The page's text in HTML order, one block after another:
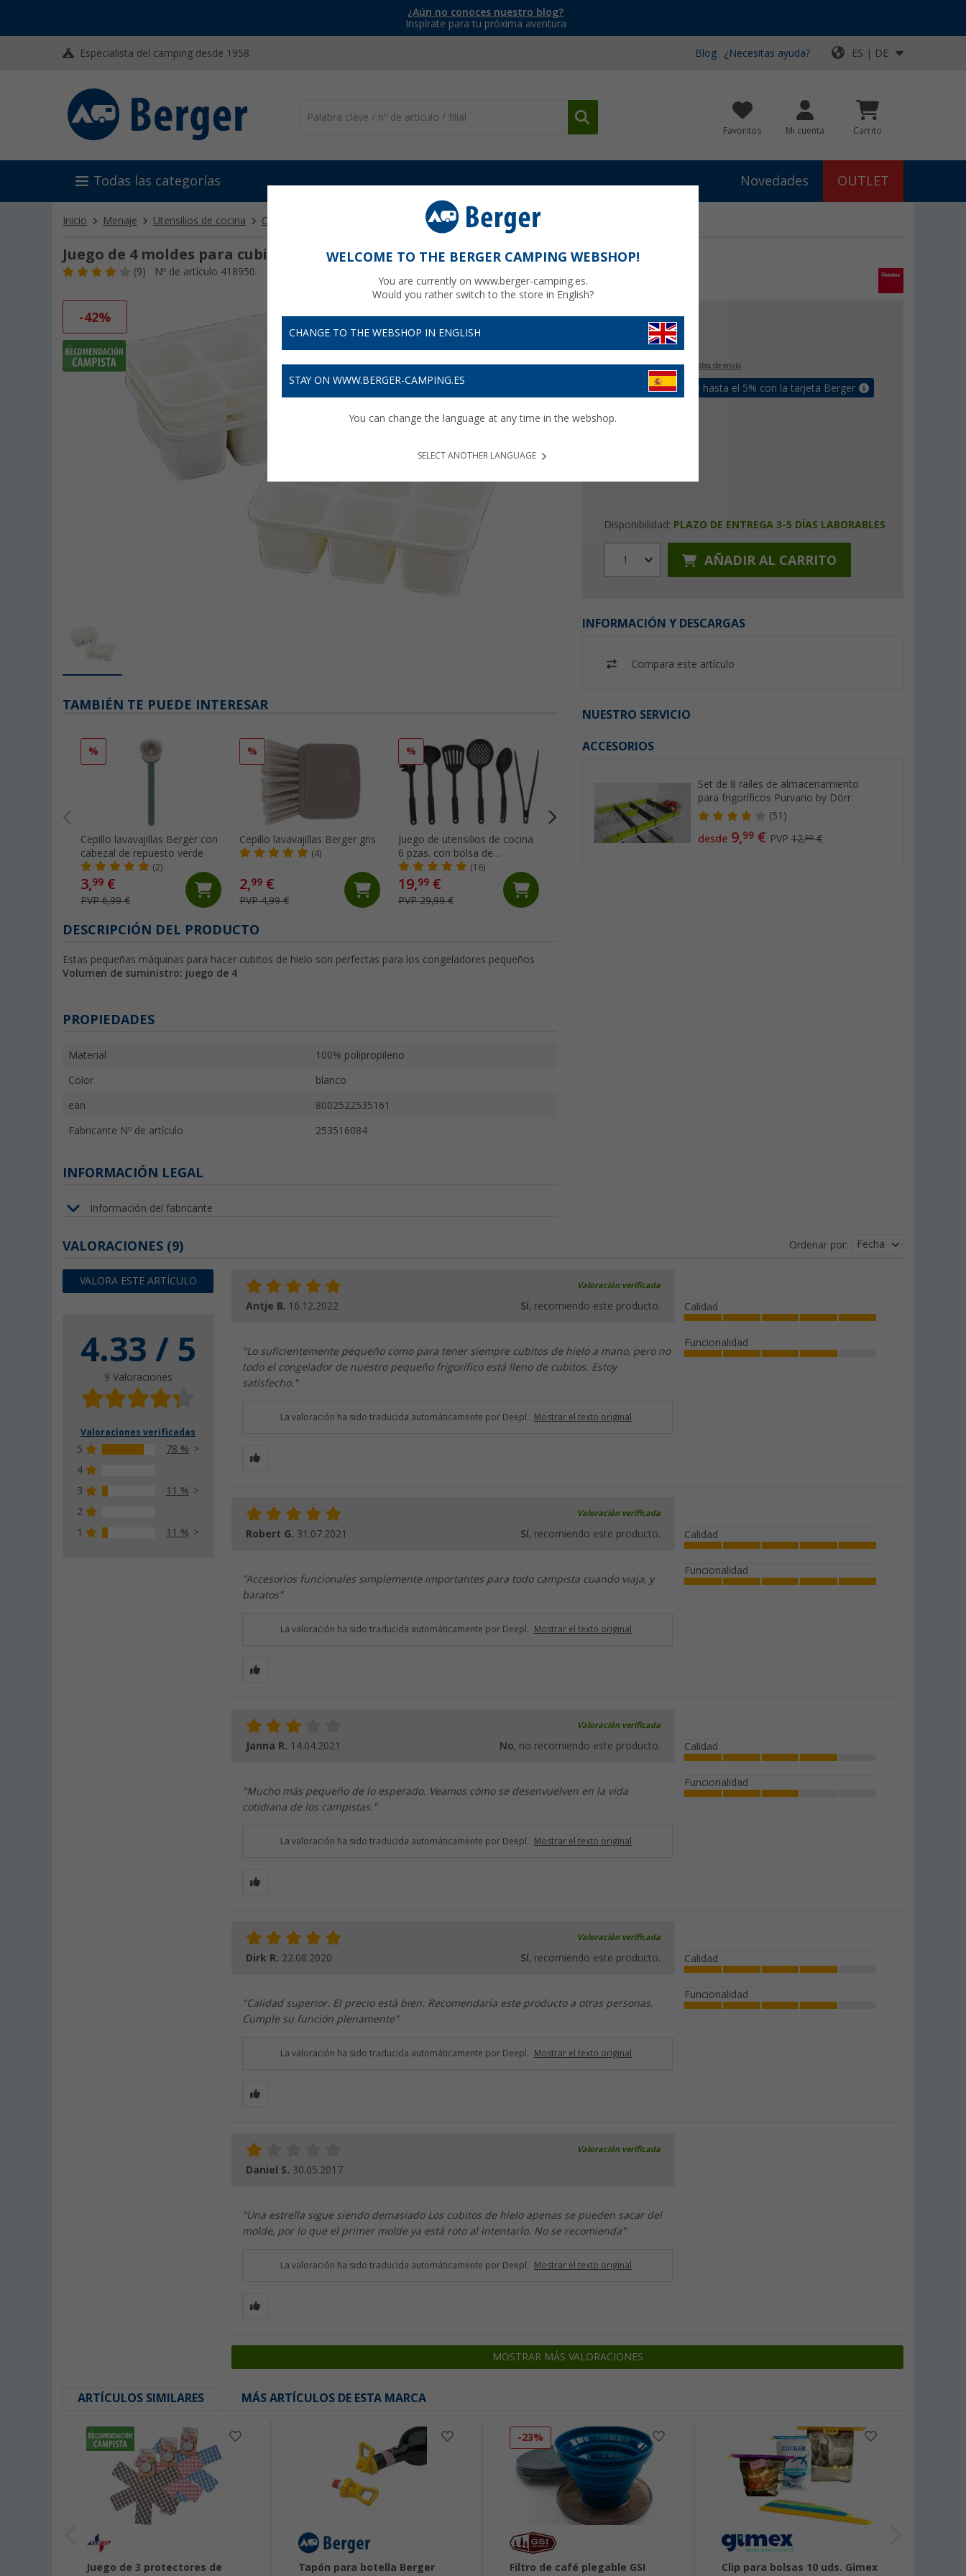
¿Aún no conoces nuestro blog?
Inspírate para tu próxima aventura
Especialista del camping desde 1958 Blog ¿Necesitas ayuda? ES | DE
Favoritos Mi cuenta Carrito
Todas las categorías Novedades OUTLET
Inicio Menaje Utensilios de cocina Otros utensilios de cocina Juego de 4 moldes para cubitos de hielo Metaltex
Juego de 4 moldes para cubitos de hielo Metaltex
(9) Nº de artículo 418950
-42% hasta ahora6, €
€
Precios con IVA incluido + Costes de envío
Recibe un bonus de hasta el 5% con la tarjeta Berger
Disponibilidad: PLAZO DE ENTREGA 3-5 DÍAS LABORABLES
1 AÑADIR AL CARRITO
INFORMACIÓN Y DESCARGAS
Compara este artículo
NUESTRO SERVICIO
ACCESORIOS
Set de 8 raíles de almacenamiento
para frigoríficos Purvario by Dörr
(51)
desde 9,99 € PVP12,50€
TAMBIÉN TE PUEDE INTERESAR
%
Cepillo lavavajillas Berger con
cabezal de repuesto verde
(2)
3,99 €
PVP 6,99 €
%
Cepillo lavavajillas Berger gris
(4)
2,99 €
PVP 4,99 €
%
Juego de utensilios de cocina
6 pzas. con bolsa de
almacenaje Berger
(16)
19,99 €
PVP 29,99 €
Berger espátula ranurada
Especiero de barbacoa 4 en 1
DESCRIPCIÓN DEL PRODUCTO
Estas pequeñas máquinas para hacer cubitos de hielo son perfectas para los congeladores pequeños
Volumen de suministro: juego de 4
PROPIEDADES
Material 100% polipropileno
Color blanco
ean 8002522535161
Fabricante Nº de artículo 253516084
INFORMACIÓN LEGAL
Información del fabricante
VALORACIONES (9)
VALORA ESTE ARTÍCULO
4.33 / 5
9 Valoraciones
Valoraciones verificadas
5
78 %
4
3
11 %
2
1
11 %
Ordenar por: Fecha
Valoración verificada
Antje B. 16.12.2022 Sí, recomiendo este producto.
"Lo suficientemente pequeño como para tener siempre cubitos de hielo a mano, pero no
todo el congelador de nuestro pequeño frigorífico está lleno de cubitos. Estoy
satisfecho."
Calidad
Funcionalidad
La valoración ha sido traducida automáticamente por Deepl. Mostrar el texto original
Valoración verificada
Robert G. 31.07.2021 Sí, recomiendo este producto.
"Accesorios funcionales simplemente importantes para todo campista cuando viaja, y
baratos"
Calidad
Funcionalidad
La valoración ha sido traducida automáticamente por Deepl. Mostrar el texto original
Valoración verificada
Janna R. 14.04.2021 No, no recomiendo este producto.
"Mucho más pequeño de lo esperado. Veamos cómo se desenvuelven en la vida
cotidiana de los campistas."
Calidad
Funcionalidad
La valoración ha sido traducida automáticamente por Deepl. Mostrar el texto original
Valoración verificada
Dirk R. 22.08.2020 Sí, recomiendo este producto.
"Calidad superior. El precio está bien. Recomendaría este producto a otras personas.
Cumple su función plenamente"
Calidad
Funcionalidad
La valoración ha sido traducida automáticamente por Deepl. Mostrar el texto original
Valoración verificada
Daniel S. 30.05.2017
"Una estrella sigue siendo demasiado Los cubitos de hielo apenas se pueden sacar del
molde, por lo que el primer molde ya está roto al intentarlo. No se recomienda"
La valoración ha sido traducida automáticamente por Deepl. Mostrar el texto original
MOSTRAR MÁS VALORACIONES
ARTÍCULOS SIMILARES MÁS ARTÍCULOS DE ESTA MARCA
Juego de 3 protectores de
Tapón para botella Berger
-23%
Filtro de café plegable GSI Clip para bolsas 10 uds. Gimex
WELCOME TO THE BERGER CAMPING WEBSHOP!
You are currently on www.berger-camping.es.
Would you rather switch to the store in English?
CHANGE TO THE WEBSHOP IN ENGLISH
STAY ON WWW.BERGER-CAMPING.ES
You can change the language at any time in the webshop.
SELECT ANOTHER LANGUAGE